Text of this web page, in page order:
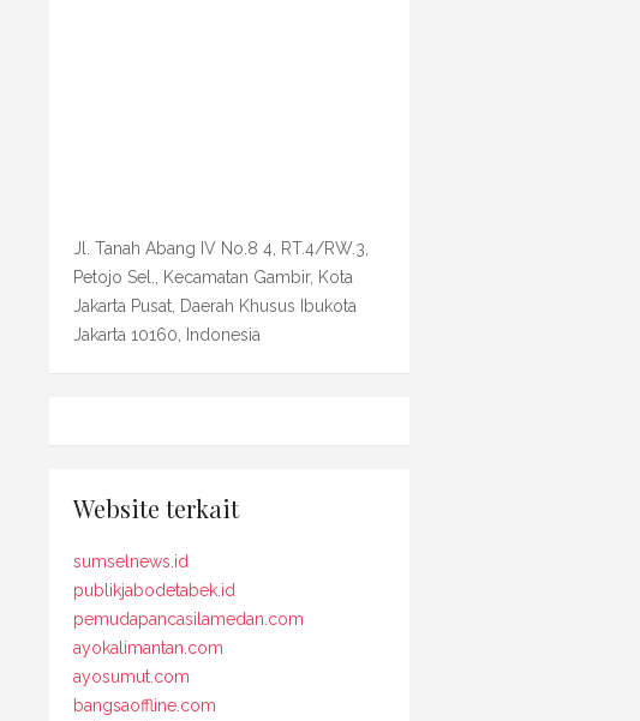
Jl. Tanah Abang IV No.8 4, RT.4/RW.3,
Petojo Sel., Kecamatan Gambir, Kota
Jakarta Pusat, Daerah Khusus Ibukota
Jakarta 10160, Indonesia
Website terkait
sumselnews.id
publikjabodetabek.id
pemudapancasilamedan.com
ayokalimantan.com
ayosumut.com
bangsaoffline.com